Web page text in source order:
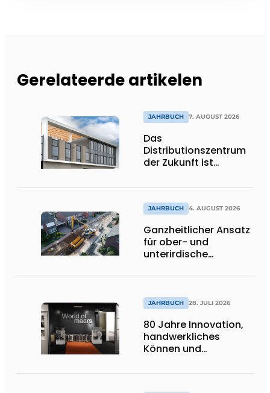
Gerelateerde artikelen
JAHRBUCH 7. AUGUST 2026
Das
Distributionszentrum
der Zukunft ist
ins Innere strömen
JAHRBUCH 4. AUGUST 2026
Ganzheitlicher Ansatz
für ober- und
unterirdische
JAHRBUCH 28. JULI 2026
80 Jahre Innovation,
handwerkliches
Können und